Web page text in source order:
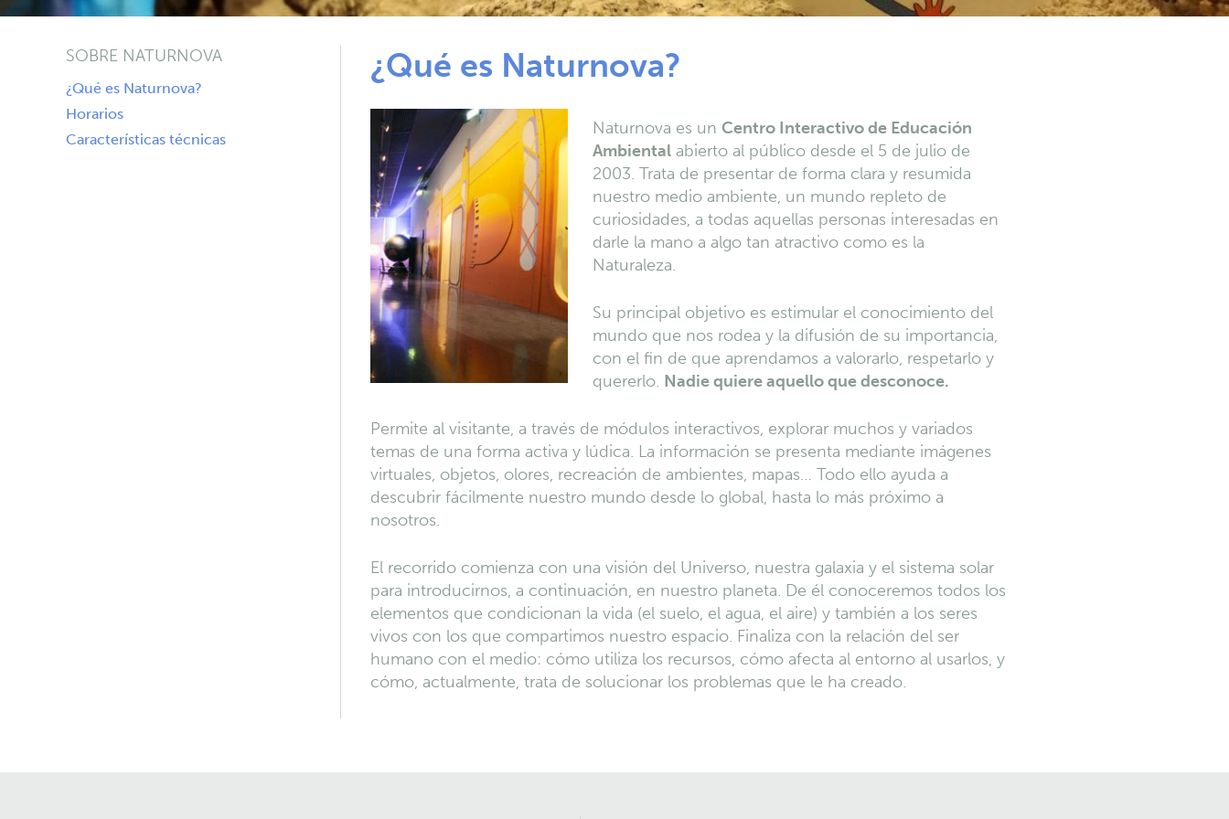
¿Qué es Naturnova?
Naturnova es un Centro Interactivo de Educación
Ambiental abierto al público desde el 5 de julio de
2003. Trata de presentar de forma clara y resumida
nuestro medio ambiente, un mundo repleto de
curiosidades, a todas aquellas personas interesadas en
darle la mano a algo tan atractivo como es la
Naturaleza.
Su principal objetivo es estimular el conocimiento del
mundo que nos rodea y la difusión de su importancia,
con el fin de que aprendamos a valorarlo, respetarlo y
quererlo. Nadie quiere aquello que desconoce.
Permite al visitante, a través de módulos interactivos, explorar muchos y variados
temas de una forma activa y lúdica. La información se presenta mediante imágenes
virtuales, objetos, olores, recreación de ambientes, mapas… Todo ello ayuda a
descubrir fácilmente nuestro mundo desde lo global, hasta lo más próximo a
nosotros.
El recorrido comienza con una visión del Universo, nuestra galaxia y el sistema solar
para introducirnos, a continuación, en nuestro planeta. De él conoceremos todos los
elementos que condicionan la vida (el suelo, el agua, el aire) y también a los seres
vivos con los que compartimos nuestro espacio. Finaliza con la relación del ser
humano con el medio: cómo utiliza los recursos, cómo afecta al entorno al usarlos, y
cómo, actualmente, trata de solucionar los problemas que le ha creado.
SOBRE NATURNOVA
¿Qué es Naturnova?
Horarios
Características técnicas